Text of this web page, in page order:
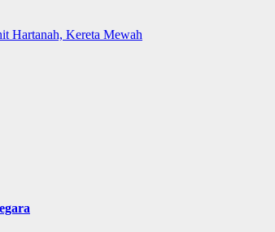
Hartanah, Kereta Mewah